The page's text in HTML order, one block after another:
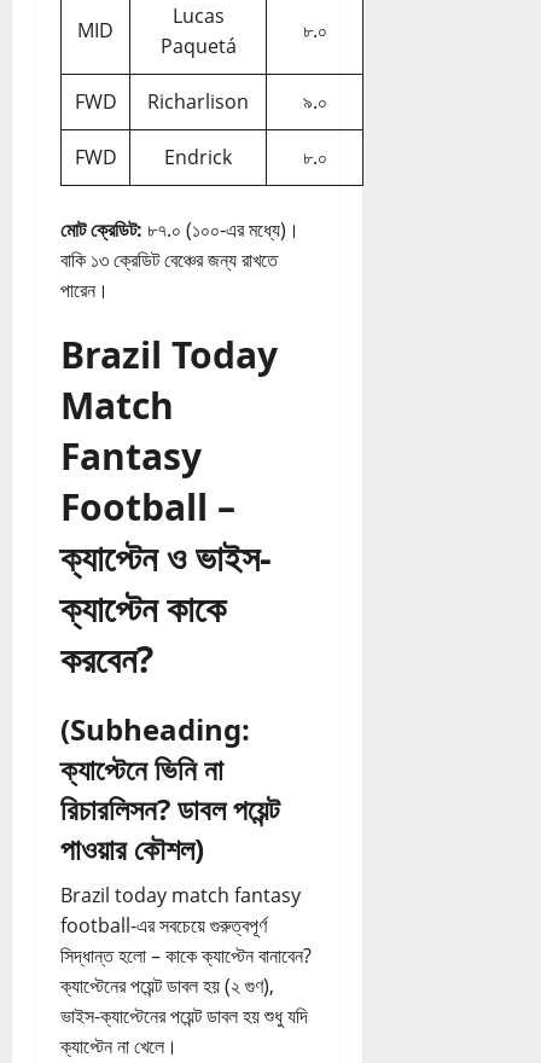
MID
Lucas
Paquetá
৮.০
FWD Richarlison ৯.০
FWD Endrick ৮.০
মোট ক্রেডিট: ৮৭.০ (১০০-এর মধ্যে)।
বাকি ১৩ ক্রেডিট বেঞ্চের জন্য রাখতে
পারেন।
Brazil Today
Match
Fantasy
Football –
ক্যাপ্টেন ও ভাইস-
ক্যাপ্টেন কাকে
করবেন?
(Subheading:
ক্যাপ্টেনে ভিনি না
রিচারলিসন? ডাবল পয়েন্ট
পাওয়ার কৌশল)
Brazil today match fantasy
football-এর সবচেয়ে গুরুত্বপূর্ণ
সিদ্ধান্ত হলো – কাকে ক্যাপ্টেন বানাবেন?
ক্যাপ্টেনের পয়েন্ট ডাবল হয় (২ গুণ),
ভাইস-ক্যাপ্টেনের পয়েন্ট ডাবল হয় শুধু যদি
ক্যাপ্টেন না খেলে।